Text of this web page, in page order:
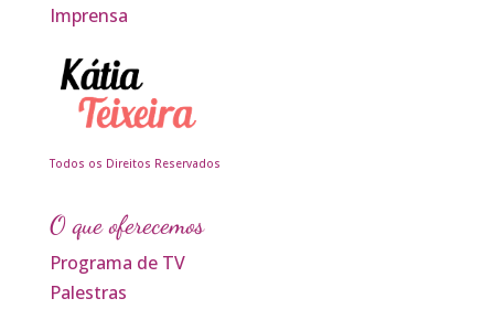
Imprensa
Todos os Direitos Reservados
O que oferecemos
Programa de TV
Palestras